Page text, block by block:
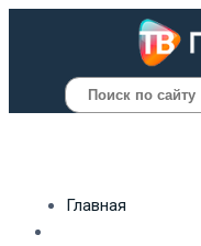
Поиск
Главная